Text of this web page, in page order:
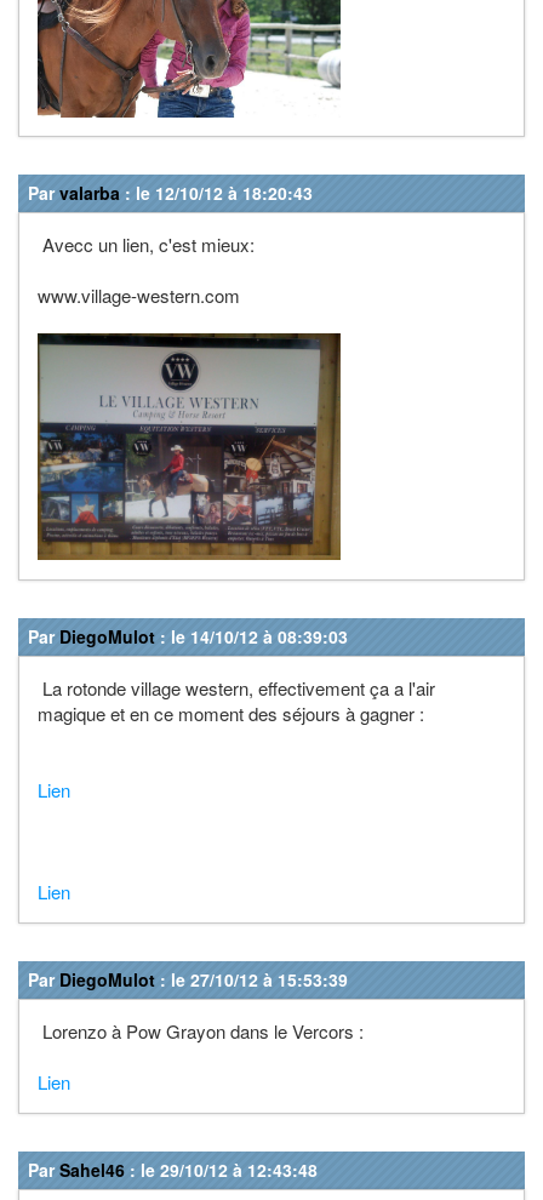
Parvalarba : le 12/10/12 à 18:20:43
Avecc un lien, c'est mieux:
www.village-western.com
Par DiegoMulot : le 14/10/12 à 08:39:03
La rotonde village western, effectivement ça a l'air
magique et en ce moment des séjours à gagner :
Lien
Lien
Par DiegoMulot : le 27/10/12 à 15:53:39
Lorenzo à Pow Grayon dans le Vercors :
Lien
ParSahel46 : le 29/10/12 à 12:43:48